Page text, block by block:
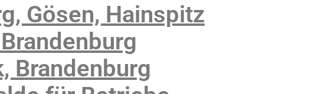
Gösen, Hainspitz
Brandenburg